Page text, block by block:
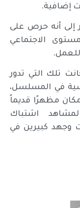
إضافية.
إلى أنه حرص على
الاجتماعي
تلك التي تدور
في المسلسل،
مظهرًا قديماً
اشتباك
وجهد كبيرين في